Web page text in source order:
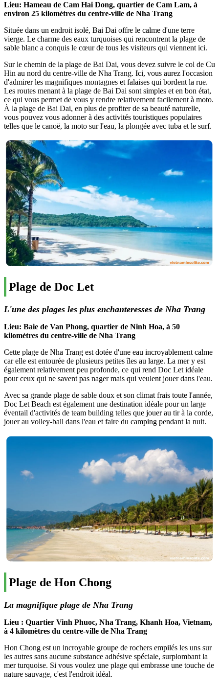
Lieu: Hameau de Cam Hai Dong, quartier de Cam Lam, à
environ 25 kilomètres du centre-ville de Nha Trang
Située dans un endroit isolé, Bai Dai offre le calme d'une terre
vierge. Le charme des eaux turquoises qui rencontrent la plage de
sable blanc a conquis le cœur de tous les visiteurs qui viennent ici.
Sur le chemin de la plage de Bai Dai, vous devez suivre le col de Cu
Hin au nord du centre-ville de Nha Trang. Ici, vous aurez l'occasion
d'admirer les magnifiques montagnes et falaises qui bordent la rue.
Les routes menant à la plage de Bai Dai sont simples et en bon état,
ce qui vous permet de vous y rendre relativement facilement à moto.
À la plage de Bai Dai, en plus de profiter de sa beauté naturelle,
vous pouvez vous adonner à des activités touristiques populaires
telles que le canoë, la moto sur l'eau, la plongée avec tuba et le surf.
Plage de Doc Let
L'une des plages les plus enchanteresses de Nha Trang
Lieu: Baie de Van Phong, quartier de Ninh Hoa, à 50
kilomètres du centre-ville de Nha Trang
Cette plage de Nha Trang est dotée d'une eau incroyablement calme
car elle est entourée de plusieurs petites îles au large. La mer y est
également relativement peu profonde, ce qui rend Doc Let idéale
pour ceux qui ne savent pas nager mais qui veulent jouer dans l'eau.
Avec sa grande plage de sable doux et son climat frais toute l'année,
Doc Let Beach est également une destination idéale pour un large
éventail d'activités de team building telles que jouer au tir à la corde,
jouer au volley-ball dans l'eau et faire du camping pendant la nuit.
Plage de Hon Chong
La magnifique plage de Nha Trang
Lieu : Quartier Vinh Phuoc, Nha Trang, Khanh Hoa, Vietnam,
à 4 kilomètres du centre-ville de Nha Trang
Hon Chong est un incroyable groupe de rochers empilés les uns sur
les autres sans aucune substance adhésive spéciale, surplombant la
mer turquoise. Si vous voulez une plage qui embrasse une touche de
nature sauvage, c'est l'endroit idéal.